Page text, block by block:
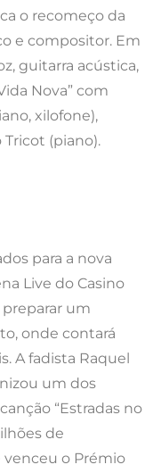
o recomeço da
e compositor. Em
guitarra acústica,
Nova” com
xilofone),
Tricot (piano).
para a nova
Live do Casino
preparar um
onde contará
A fadista Raquel
um dos
“Estradas no
de
venceu o Prémio